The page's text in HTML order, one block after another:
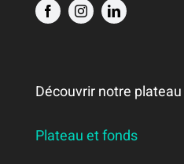
Découvrir notre plateau
Plateau et fonds